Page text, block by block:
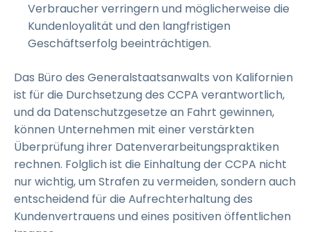
Verbraucher verringern und möglicherweise die
Kundenloyalität und den langfristigen
Geschäftserfolg beeinträchtigen.
Das Büro des Generalstaatsanwalts von Kalifornien
ist für die Durchsetzung des CCPA verantwortlich,
und da Datenschutzgesetze an Fahrt gewinnen,
können Unternehmen mit einer verstärkten
Überprüfung ihrer Datenverarbeitungspraktiken
rechnen. Folglich ist die Einhaltung der CCPA nicht
nur wichtig, um Strafen zu vermeiden, sondern auch
entscheidend für die Aufrechterhaltung des
Kundenvertrauens und eines positiven öffentlichen